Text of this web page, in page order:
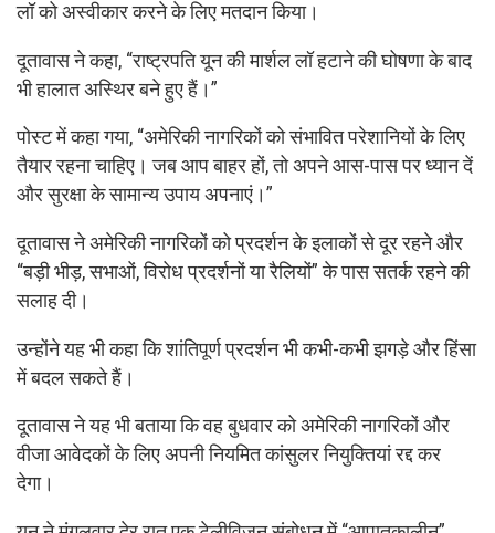
लॉ को अस्वीकार करने के लिए मतदान किया।
दूतावास ने कहा, “राष्ट्रपति यून की मार्शल लॉ हटाने की घोषणा के बाद
भी हालात अस्थिर बने हुए हैं।”
पोस्ट में कहा गया, “अमेरिकी नागरिकों को संभावित परेशानियों के लिए
तैयार रहना चाहिए। जब आप बाहर हों, तो अपने आस-पास पर ध्यान दें
और सुरक्षा के सामान्य उपाय अपनाएं।”
दूतावास ने अमेरिकी नागरिकों को प्रदर्शन के इलाकों से दूर रहने और
“बड़ी भीड़, सभाओं, विरोध प्रदर्शनों या रैलियों” के पास सतर्क रहने की
सलाह दी।
उन्होंने यह भी कहा कि शांतिपूर्ण प्रदर्शन भी कभी-कभी झगड़े और हिंसा
में बदल सकते हैं।
दूतावास ने यह भी बताया कि वह बुधवार को अमेरिकी नागरिकों और
वीजा आवेदकों के लिए अपनी नियमित कांसुलर नियुक्तियां रद्द कर
देगा।